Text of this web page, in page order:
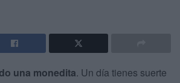
una monedita. Un día tienes suerte